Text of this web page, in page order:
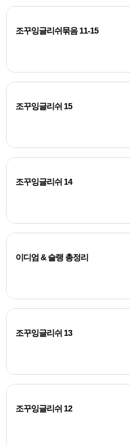
조꾸잉글리쉬묶음 11-15
조꾸잉글리쉬 15
조꾸잉글리쉬 14
이디엄 & 슬랭 총정리
조꾸잉글리쉬 13
조꾸잉글리쉬 12